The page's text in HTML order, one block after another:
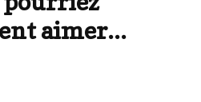
aimer...